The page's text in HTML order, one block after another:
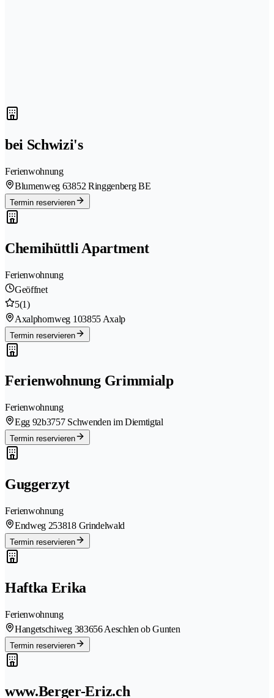
bei Schwizi's
Ferienwohnung
Blumenweg 63852 Ringgenberg BE
Termin reservieren
Chemihüttli Apartment
Ferienwohnung
Geöffnet
5(1)
Axalphornweg 103855 Axalp
Termin reservieren
Ferienwohnung Grimmialp
Ferienwohnung
Egg 92b3757 Schwenden im Diemtigtal
Termin reservieren
Guggerzyt
Ferienwohnung
Endweg 253818 Grindelwald
Termin reservieren
Haftka Erika
Ferienwohnung
Hangetschiweg 383656 Aeschlen ob Gunten
Termin reservieren
www.Berger-Eriz.ch